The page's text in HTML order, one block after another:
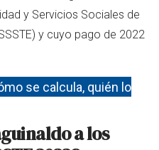
y Servicios Sociales de
y cuyo pago de 2022
se calcula, quién lo
a los